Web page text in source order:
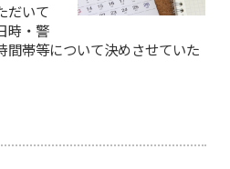
だいて
時・警
間帯等について決めさせていた